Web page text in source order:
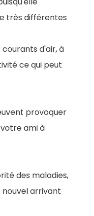
très différentes
courants d'air, à
ce qui peut
provoquer
ami à
des maladies,
arrivant